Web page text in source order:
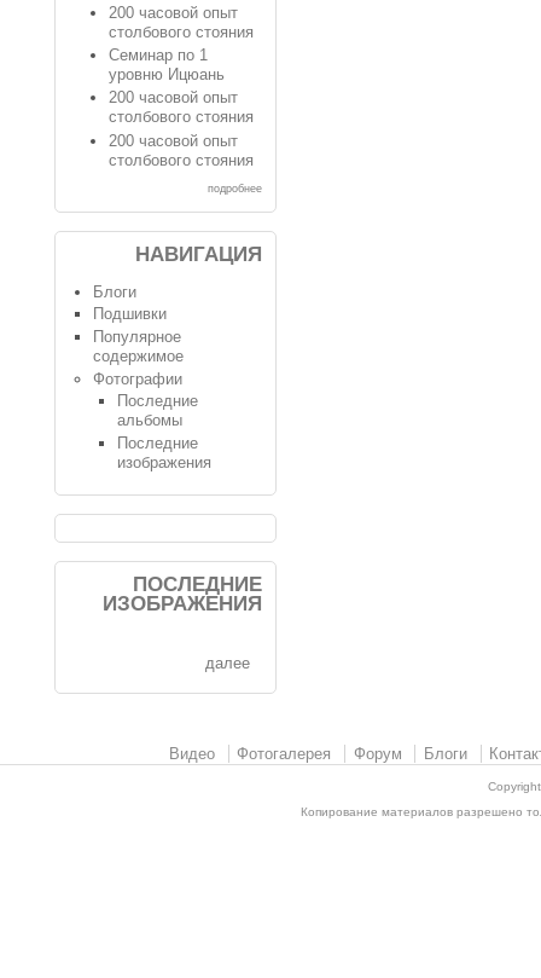
200 часовой опыт
столбового стояния
Семинар по 1
уровню Ицюань
200 часовой опыт
столбового стояния
200 часовой опыт
столбового стояния
подробнее
НАВИГАЦИЯ
Блоги
Подшивки
Популярное
содержимое
Фотографии
Последние
альбомы
Последние
изображения
ПОСЛЕДНИЕ
ИЗОБРАЖЕНИЯ
далее
Видео Фотогалерея Форум Блоги
Копирование материалов разрешено